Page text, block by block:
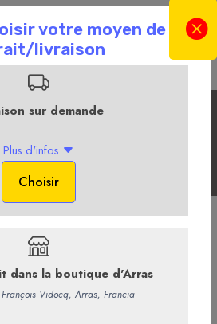
Hauts-de-France
en ligne
des Hauts-de-France